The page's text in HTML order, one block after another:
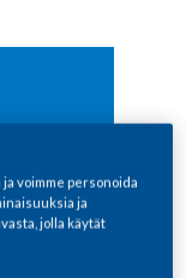
voimme personoida
ja
jolla käytät